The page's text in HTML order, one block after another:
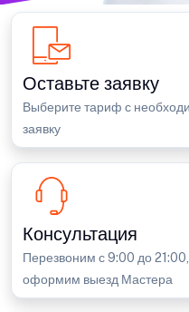
Оставьте заявку
Выберите тариф с
заявку
Консультация
Перезвоним с 9:00 до
оформим выезд Мастера